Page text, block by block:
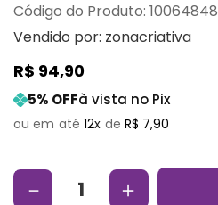
: 10064848
Vendido por: zonacriativa
R$ 94,90
5% OFFà vista no Pix
12 R$ 7,90
＋
－